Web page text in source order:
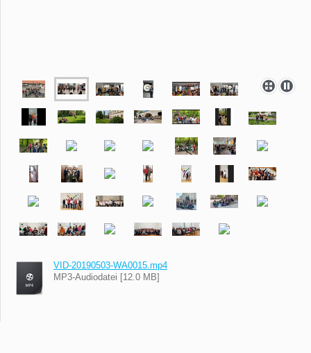
VID-20190503-WA0015.mp4
MP3-Audiodatei [12.0 MB]